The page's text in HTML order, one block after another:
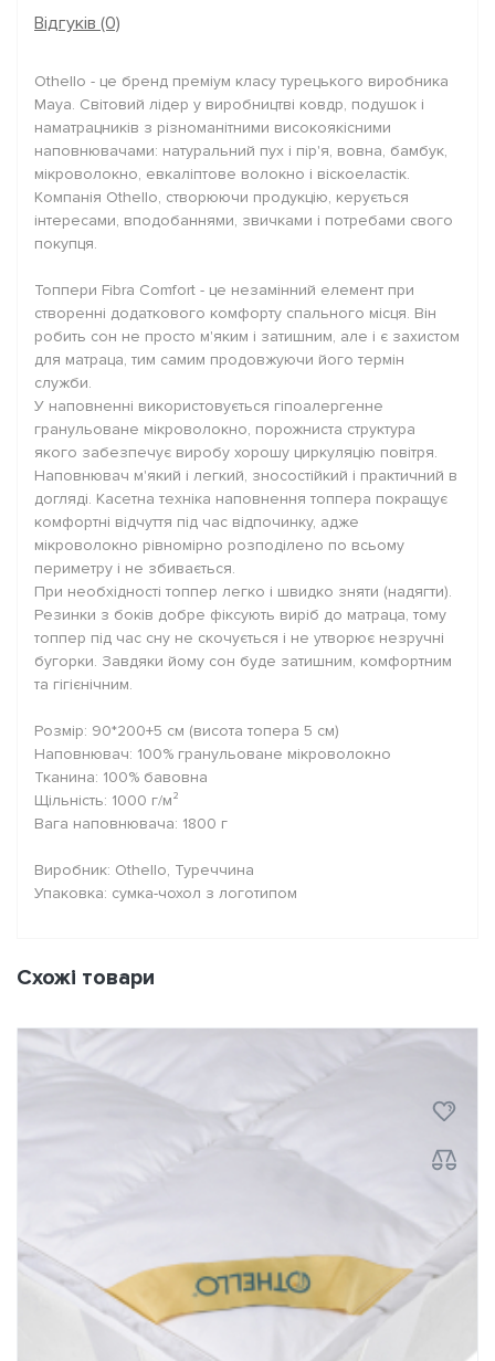
Відгуків (0)
Othello - це бренд преміум класу турецького виробника
Maya. Світовий лідер у виробництві ковдр, подушок і
наматрацників з різноманітними високоякісними
наповнювачами: натуральний пух і пір'я, вовна, бамбук,
мікроволокно, евкаліптове волокно і віскоеластік.
Компанія Othello, створюючи продукцію, керується
інтересами, вподобаннями, звичками і потребами свого
покупця.
Топпери Fibra Comfort - це незамінний елемент при
створенні додаткового комфорту спального місця. Він
робить сон не просто м'яким і затишним, але і є захистом
для матраца, тим самим продовжуючи його термін
служби.
У наповненні використовується гіпоалергенне
гранульоване мікроволокно, порожниста структура
якого забезпечує виробу хорошу циркуляцію повітря.
Наповнювач м'який і легкий, зносостійкий і практичний в
догляді. Касетна техніка наповнення топпера покращує
комфортні відчуття під час відпочинку, адже
мікроволокно рівномірно розподілено по всьому
периметру і не збивається.
При необхідності топпер легко і швидко зняти (надягти).
Резинки з боків добре фіксують виріб до матраца, тому
топпер під час сну не скочується і не утворює незручні
бугорки. Завдяки йому сон буде затишним, комфортним
та гігієнічним.
Розмір: 90*200+5 см (висота топера 5 см)
Наповнювач: 100% гранульоване мікроволокно
Тканина: 100% бавовна
Щільність: 1000 г/м²
Вага наповнювача: 1800 г
Виробник: Othello, Туреччина
Упаковка: сумка-чохол з логотипом
Схожі товари